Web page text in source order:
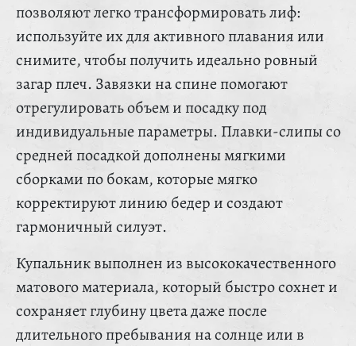
позволяют легко трансформировать лиф:
используйте их для активного плавания или
снимите, чтобы получить идеально ровный
загар плеч. Завязки на спине помогают
отрегулировать объем и посадку под
индивидуальные параметры. Плавки-слипы со
средней посадкой дополнены мягкими
сборками по бокам, которые мягко
корректируют линию бедер и создают
гармоничный силуэт.
Купальник выполнен из высококачественного
матового материала, который быстро сохнет и
сохраняет глубину цвета даже после
длительного пребывания на солнце или в